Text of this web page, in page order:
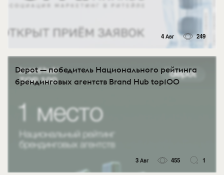
4 Авг 249
Depot — победитель Национального рейтинга
брендинговых агентств Brand Hub top100
3 Авг 455 1